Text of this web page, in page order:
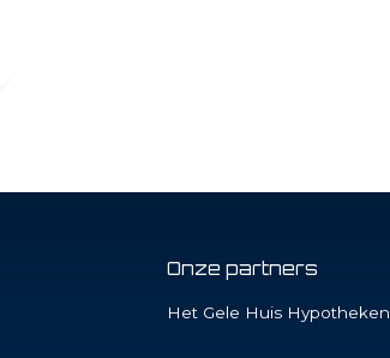
Onze partners
Het Gele Huis Hypotheken